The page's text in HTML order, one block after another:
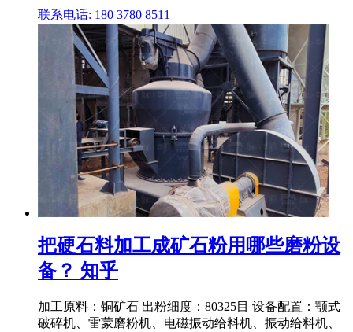
联系电话: 180 3780 8511
把硬石料加工成矿石粉用哪些磨粉设
备？ 知乎
加工原料：铜矿石 出粉细度：80325目 设备配置：颚式
破碎机、雷蒙磨粉机、电磁振动给料机、振动给料机、